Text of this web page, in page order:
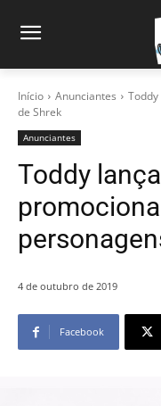
Início Anunciantes
de Shrek
Anunciantes
Toddy
4 de outubro de 2019
Facebook